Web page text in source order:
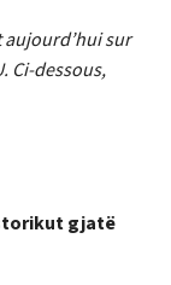
aujourd’hui sur
Ci-dessous,
gjatë